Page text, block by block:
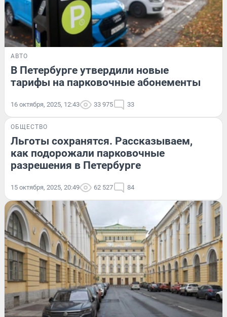
АВТО
В Петербурге утвердили новые
тарифы на парковочные абонементы
16 октября, 2025, 12:43 33 975 33
ОБЩЕСТВО
Льготы сохранятся. Рассказываем,
как подорожали парковочные
разрешения в Петербурге
15 октября, 2025, 20:49 62 527 84